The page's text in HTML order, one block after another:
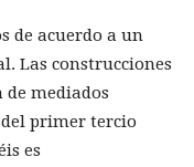
de acuerdo a un
Las construcciones
mediados
del primer tercio
es